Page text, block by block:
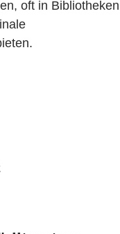
oft in Bibliotheken